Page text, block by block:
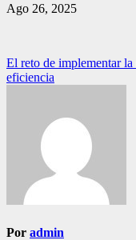
Ago 26, 2025
Navegación
de
El reto de implementar la
eficiencia
Por admin